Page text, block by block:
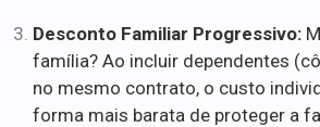
Desconto Familiar Progressivo:
família? Ao incluir dependentes
no mesmo contrato, o custo
forma mais barata de proteger a